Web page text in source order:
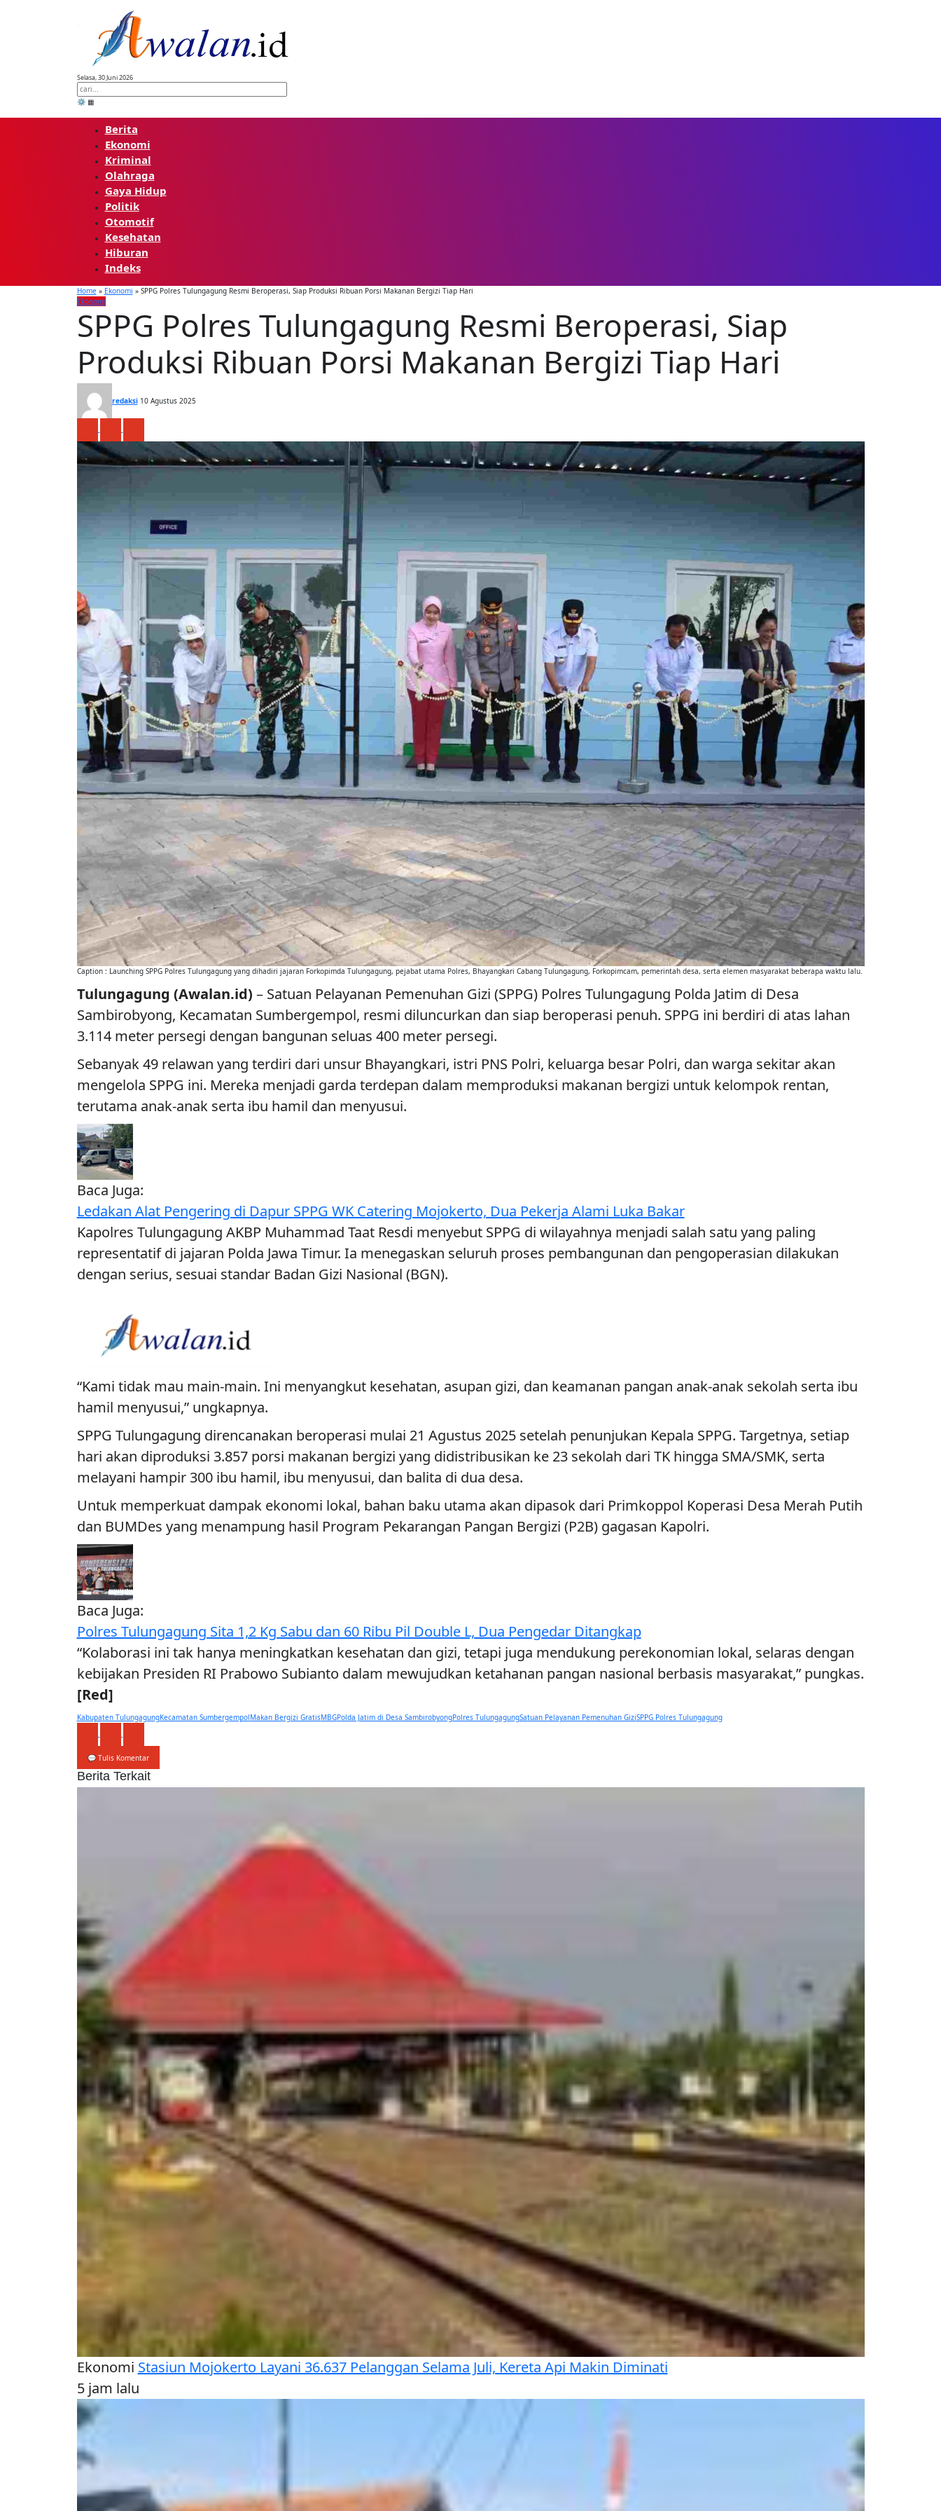
Selasa, 30 Juni 2026
⚙️ ▦
Berita
Ekonomi
Kriminal
Olahraga
Gaya Hidup
Politik
Otomotif
Kesehatan
Hiburan
Indeks
Home» Ekonomi » SPPG Polres Tulungagung Resmi Beroperasi, Siap Produksi Ribuan Porsi Makanan Bergizi Tiap Hari
Ekonomi
SPPG Polres Tulungagung Resmi Beroperasi, Siap
Produksi Ribuan Porsi Makanan Bergizi Tiap Hari
redaksi 10 Agustus 2025
Caption : Launching SPPG Polres Tulungagung yang dihadiri jajaran Forkopimda Tulungagung, pejabat utama Polres, Bhayangkari Cabang Tulungagung, Forkopimcam, pemerintah desa, serta elemen masyarakat beberapa waktu lalu.
Tulungagung (Awalan.id) – Satuan Pelayanan Pemenuhan Gizi (SPPG) Polres Tulungagung Polda Jatim di Desa
Sambirobyong, Kecamatan Sumbergempol, resmi diluncurkan dan siap beroperasi penuh. SPPG ini berdiri di atas lahan
3.114 meter persegi dengan bangunan seluas 400 meter persegi.
Sebanyak 49 relawan yang terdiri dari unsur Bhayangkari, istri PNS Polri, keluarga besar Polri, dan warga sekitar akan
mengelola SPPG ini. Mereka menjadi garda terdepan dalam memproduksi makanan bergizi untuk kelompok rentan,
terutama anak-anak serta ibu hamil dan menyusui.
Baca Juga:
Ledakan Alat Pengering di Dapur SPPG WK Catering Mojokerto, Dua Pekerja Alami Luka Bakar
Kapolres Tulungagung AKBP Muhammad Taat Resdi menyebut SPPG di wilayahnya menjadi salah satu yang paling
representatif di jajaran Polda Jawa Timur. Ia menegaskan seluruh proses pembangunan dan pengoperasian dilakukan
dengan serius, sesuai standar Badan Gizi Nasional (BGN).
“Kami tidak mau main-main. Ini menyangkut kesehatan, asupan gizi, dan keamanan pangan anak-anak sekolah serta ibu
hamil menyusui,” ungkapnya.
SPPG Tulungagung direncanakan beroperasi mulai 21 Agustus 2025 setelah penunjukan Kepala SPPG. Targetnya, setiap
hari akan diproduksi 3.857 porsi makanan bergizi yang didistribusikan ke 23 sekolah dari TK hingga SMA/SMK, serta
melayani hampir 300 ibu hamil, ibu menyusui, dan balita di dua desa.
Untuk memperkuat dampak ekonomi lokal, bahan baku utama akan dipasok dari Primkoppol Koperasi Desa Merah Putih
dan BUMDes yang menampung hasil Program Pekarangan Pangan Bergizi (P2B) gagasan Kapolri.
Baca Juga:
Polres Tulungagung Sita 1,2 Kg Sabu dan 60 Ribu Pil Double L, Dua Pengedar Ditangkap
“Kolaborasi ini tak hanya meningkatkan kesehatan dan gizi, tetapi juga mendukung perekonomian lokal, selaras dengan
kebijakan Presiden RI Prabowo Subianto dalam mewujudkan ketahanan pangan nasional berbasis masyarakat,” pungkas.
[Red]
Kabupaten TulungagungKecamatan SumbergempolMakan Bergizi GratisMBGPolda Jatim di Desa SambirobyongPolres TulungagungSatuan Pelayanan Pemenuhan GiziSPPG Polres Tulungagung
💬 Tulis Komentar
Berita Terkait
Ekonomi Stasiun Mojokerto Layani 36.637 Pelanggan Selama Juli, Kereta Api Makin Diminati
5 jam lalu